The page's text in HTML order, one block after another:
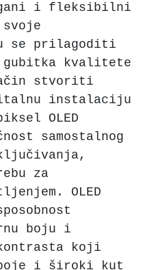
i fleksibilni
svoje
se prilagoditi
kvalitete
stvoriti
instalaciju
OLED
samostalnog
za
OLED
boju i
kontrasta koji
i široki kut